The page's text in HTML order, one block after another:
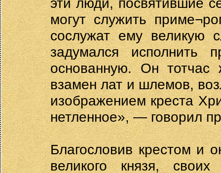
могут служить
сослужат ему великую
задумался исполнить
основанную. Он
взамен лат и шлемов,
изображением креста
нетленное», — говорил
Благословив крестом и
великого князя,